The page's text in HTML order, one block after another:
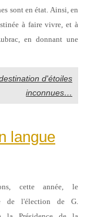
sont en état. Ainsi, en
à faire vivre, et à
en donnant une
d'étoiles
inconnues…
langue
cette année, le
de l'élection de G.